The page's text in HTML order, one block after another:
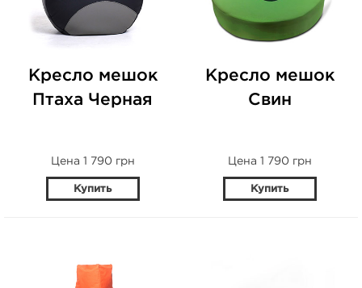
Кресло мешок
Птаха Черная
Цена 1 790 грн
Купить
Кресло мешок
Свин
Цена 1 790 грн
Купить